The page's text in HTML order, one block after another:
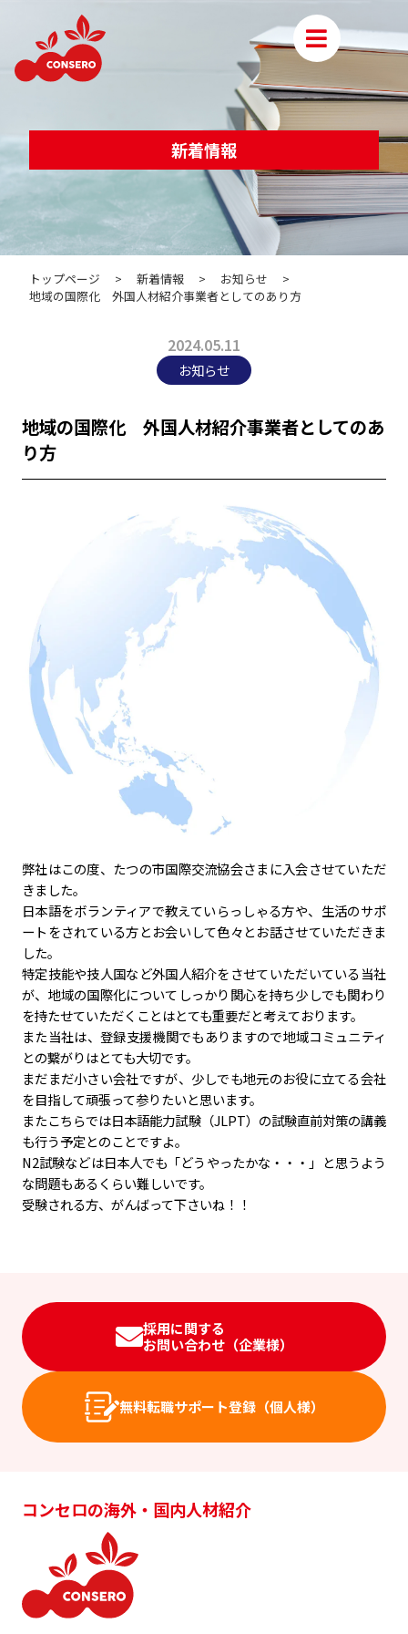
新着情報
トップページ > 新着情報 > お知らせ
>
地域の国際化 外国人材紹介事業者としてのあり方
2024.05.11
お知らせ
地域の国際化 外国人材紹介事業者としてのあ
り方
弊社はこの度、たつの市国際交流協会さまに入会させていただ
きました。
日本語をボランティアで教えていらっしゃる方や、生活のサポ
ートをされている方とお会いして色々とお話させていただきま
した。
特定技能や技人国など外国人紹介をさせていただいている当社
が、地域の国際化についてしっかり関心を持ち少しでも関わり
を持たせていただくことはとても重要だと考えております。
また当社は、登録支援機関でもありますので地域コミュニティ
との繋がりはとても大切です。
まだまだ小さい会社ですが、少しでも地元のお役に立てる会社
を目指して頑張って参りたいと思います。
またこちらでは日本語能力試験（JLPT）の試験直前対策の講義
も行う予定とのことですよ。
N2試験などは日本人でも「どうやったかな・・・」と思うよう
な問題もあるくらい難しいです。
受験される方、がんばって下さいね！！
採用に関する
お問い合わせ（企業様）
無料転職サポート登録（個人様）
コンセロの海外・国内人材紹介